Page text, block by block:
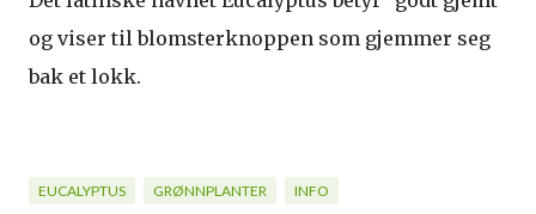
og viser til blomsterknoppen som gjemmer seg
bak et lokk.
EUCALYPTUS GRØNNPLANTER INFO